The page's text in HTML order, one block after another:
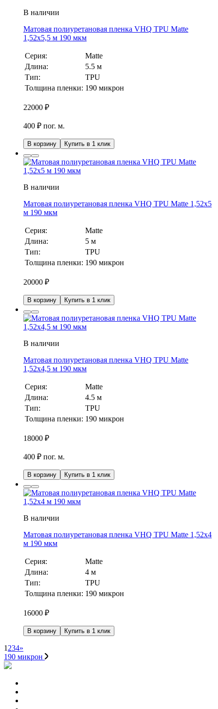
В наличии
Матовая полиуретановая пленка VHQ TPU Matte
1,52х5,5 м 190 мкм
Серия:
Matte
Длина:
5.5 м
Тип:
TPU
Толщина пленки: 190 микрон
22000 ₽
400 ₽ пог. м.
В корзину Купить в 1 клик
В наличии
Матовая полиуретановая пленка VHQ TPU Matte 1,52х5
м 190 мкм
Серия:
Matte
Длина:
5 м
Тип:
TPU
Толщина пленки: 190 микрон
20000 ₽
В корзину Купить в 1 клик
В наличии
Матовая полиуретановая пленка VHQ TPU Matte
1,52х4,5 м 190 мкм
Серия:
Matte
Длина:
4.5 м
Тип:
TPU
Толщина пленки: 190 микрон
18000 ₽
400 ₽ пог. м.
В корзину Купить в 1 клик
В наличии
Матовая полиуретановая пленка VHQ TPU Matte 1,52х4
м 190 мкм
Серия:
Matte
Длина:
4 м
Тип:
TPU
Толщина пленки: 190 микрон
16000 ₽
В корзину Купить в 1 клик
1 234»
190 микрон